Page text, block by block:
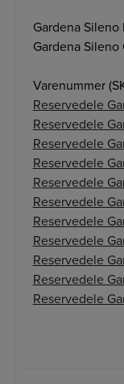
Gardena Sileno
Gardena Sileno
Varenummer
Reservedele
Reservedele
Reservedele
Reservedele
Reservedele
Reservedele
Reservedele
Reservedele
Reservedele
Reservedele
Reservedele